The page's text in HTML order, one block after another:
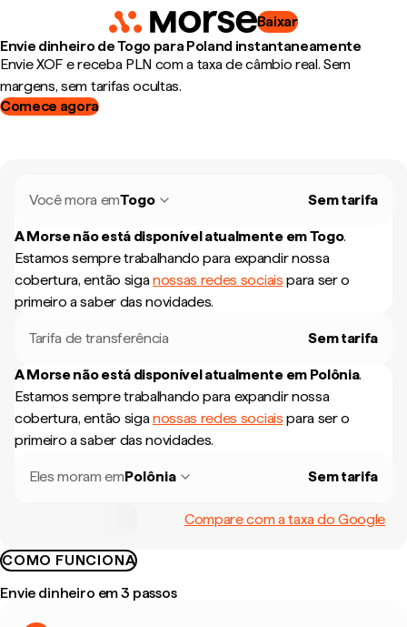
Baixar
Envie dinheiro de Togo para Poland instantaneamente
Envie XOF e receba PLN com a taxa de câmbio real. Sem
margens, sem tarifas ocultas.
Comece agora
Você mora emTogo Sem tarifa
A Morse não está disponível atualmente emTogo.
Estamos sempre trabalhando para expandir nossa
cobertura, então siganossas redes sociais para ser o
primeiro a saber das novidades.
Tarifa de transferência Sem tarifa
A Morse não está disponível atualmente em Polônia.
Estamos sempre trabalhando para expandir nossa
cobertura, então siganossas redes sociais para ser o
primeiro a saber das novidades.
Eles moram emPolônia Sem tarifa
Compare com a taxa do Google
COMO FUNCIONA
Envie dinheiro em 3 passos